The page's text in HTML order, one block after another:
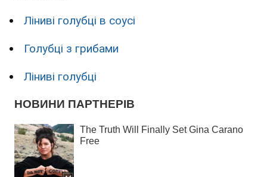
Ліниві голубці в соусі
Голубці з грибами
Ліниві голубці